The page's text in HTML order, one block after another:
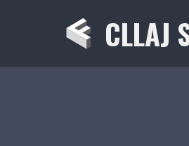
CLLAJ